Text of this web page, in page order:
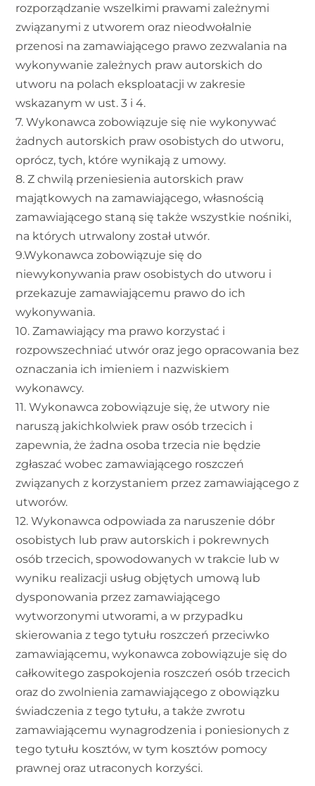
rozporządzanie wszelkimi prawami zależnymi
związanymi z utworem oraz nieodwołalnie
przenosi na zamawiającego prawo zezwalania na
wykonywanie zależnych praw autorskich do
utworu na polach eksploatacji w zakresie
wskazanym w ust. 3 i 4.
7. Wykonawca zobowiązuje się nie wykonywać
żadnych autorskich praw osobistych do utworu,
oprócz, tych, które wynikają z umowy.
8. Z chwilą przeniesienia autorskich praw
majątkowych na zamawiającego, własnością
zamawiającego staną się także wszystkie nośniki,
na których utrwalony został utwór.
9.Wykonawca zobowiązuje się do
niewykonywania praw osobistych do utworu i
przekazuje zamawiającemu prawo do ich
wykonywania.
10. Zamawiający ma prawo korzystać i
rozpowszechniać utwór oraz jego opracowania bez
oznaczania ich imieniem i nazwiskiem
wykonawcy.
11. Wykonawca zobowiązuje się, że utwory nie
naruszą jakichkolwiek praw osób trzecich i
zapewnia, że żadna osoba trzecia nie będzie
zgłaszać wobec zamawiającego roszczeń
związanych z korzystaniem przez zamawiającego z
utworów.
12. Wykonawca odpowiada za naruszenie dóbr
osobistych lub praw autorskich i pokrewnych
osób trzecich, spowodowanych w trakcie lub w
wyniku realizacji usług objętych umową lub
dysponowania przez zamawiającego
wytworzonymi utworami, a w przypadku
skierowania z tego tytułu roszczeń przeciwko
zamawiającemu, wykonawca zobowiązuje się do
całkowitego zaspokojenia roszczeń osób trzecich
oraz do zwolnienia zamawiającego z obowiązku
świadczenia z tego tytułu, a także zwrotu
zamawiającemu wynagrodzenia i poniesionych z
tego tytułu kosztów, w tym kosztów pomocy
prawnej oraz utraconych korzyści.